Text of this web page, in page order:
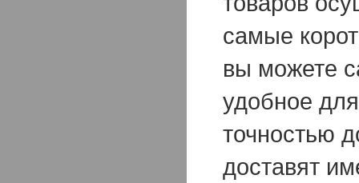
самые
вы можете
удобное
точностью
доставят